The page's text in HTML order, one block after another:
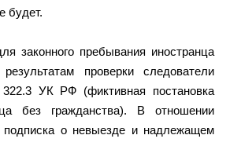
будет.
законного пребывания иностранца
проверки следователи
УК РФ (фиктивная постановка
без гражданства). В отношении
подписка о невыезде и надлежащем